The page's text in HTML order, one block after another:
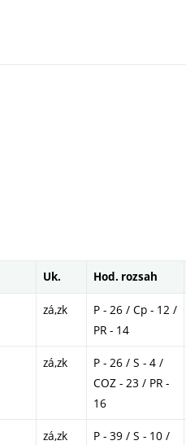
Uk. Hod. rozsah
zá,zk
P - 26 / Cp - 12 /
PR - 14
zá,zk
P - 26 / S - 4 /
COZ - 23 / PR -
16
zá,zk
P - 39 / S - 10 /